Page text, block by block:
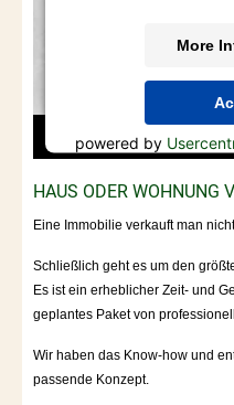
More
powered by
HAUS ODER WOHNUNG
Eine Immobilie verkauft man
Schließlich geht es um den
Es ist ein erheblicher Zeit- und
geplantes Paket von
Wir haben das Know-how und
passende Konzept.